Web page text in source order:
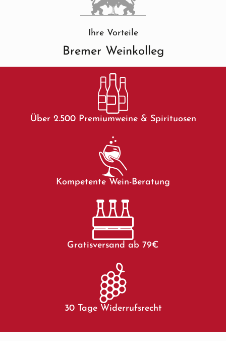
Ihre Vorteile
Bremer Weinkolleg
Über 2.500 Premiumweine & Spirituosen
Kompetente Wein-Beratung
Gratisversand ab 79€
30 Tage Widerrufsrecht